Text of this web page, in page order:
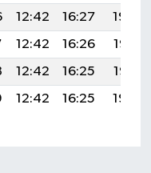
12:42 16:27
19:29
12:42 16:26
19:27
12:42 16:25
19:26
12:42 16:25 19:24